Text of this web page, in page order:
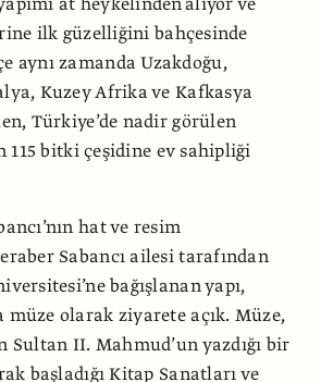
at heykelinden alıyor ve
ilk güzelliğini bahçesinde
aynı zamanda Uzakdoğu,
Kuzey Afrika ve Kafkasya
Türkiye’de nadir görülen
bitki çeşidine ev sahipliği
hat ve resim
Sabancı ailesi tarafından
bağışlanan yapı,
müze olarak ziyarete açık. Müze,
Sultan II. Mahmud’un yazdığı bir
başladığı Kitap Sanatları ve